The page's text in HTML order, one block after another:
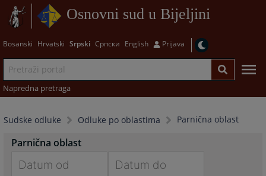
Osnovni sud u Bijeljini
Bosanski Hrvatski Srpski Српски English Prijava
Napredna pretraga
Sudske odluke Odluke po oblastima Parnična oblast
Parnična oblast